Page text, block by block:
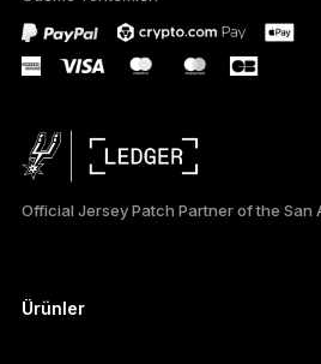
FRANÇAIS
DEUTSCH
PORTUGUÊS
ESPAÑOL
简体中文
Official Jersey Patch Partner of the San
Ürünler